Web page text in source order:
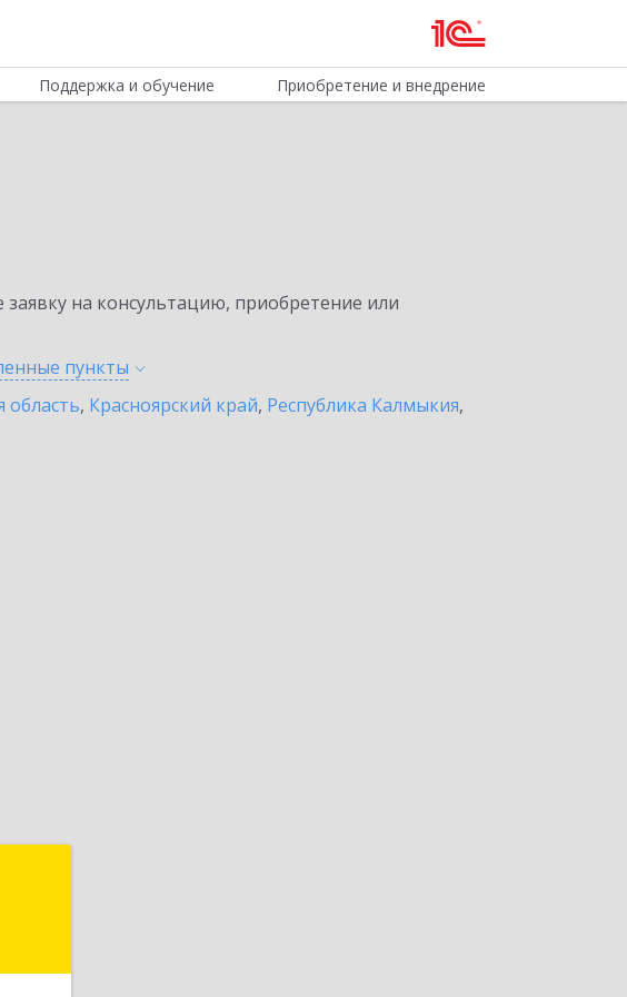
Поддержка и обучение Приобретение и внедрение
на консультацию, приобретение или
пункты
область, Красноярский край, Республика Калмыкия,